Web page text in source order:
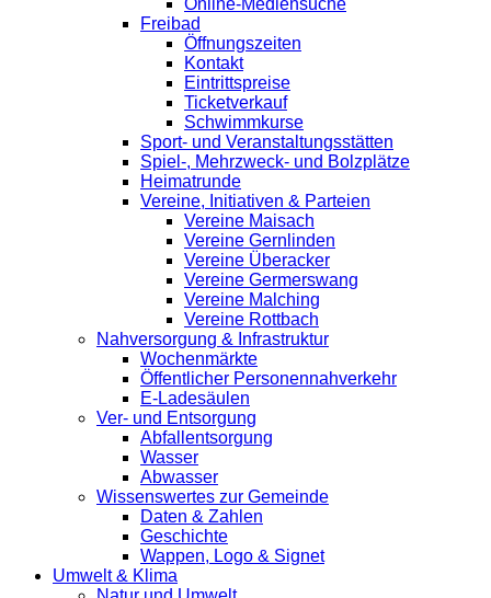
Online-Mediensuche
Freibad
Öffnungszeiten
Kontakt
Eintrittspreise
Ticketverkauf
Schwimmkurse
Sport- und Veranstaltungsstätten
Spiel-, Mehrzweck- und Bolzplätze
Heimatrunde
Vereine, Initiativen & Parteien
Vereine Maisach
Vereine Gernlinden
Vereine Überacker
Vereine Germerswang
Vereine Malching
Vereine Rottbach
Nahversorgung & Infrastruktur
Wochenmärkte
Öffentlicher Personennahverkehr
E-Ladesäulen
Ver- und Entsorgung
Abfallentsorgung
Wasser
Abwasser
Wissenswertes zur Gemeinde
Daten & Zahlen
Geschichte
Wappen, Logo & Signet
Umwelt & Klima